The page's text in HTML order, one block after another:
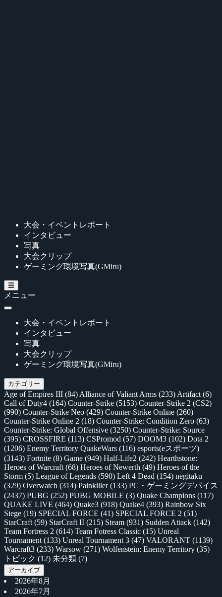
大会・イベントレポート
インタビュー
写真
大会クリップ
ゲーミング環境写真(GMiru)
メニュー
大会・イベントレポート
インタビュー
写真
大会クリップ
ゲーミング環境写真(GMiru)
カテゴリー
Age of Empires III (84) Alliance of Valiant Arms (233) Artifact (6)
Call of Duty4 (164) Counter-Strike (5153) Counter-Strike 2 (CS2)
(990) Counter-Strike Neo (429) Counter-Strike Online (260)
Counter-Strike Online 2 (18) Counter-Strike: Condition Zero (63)
Counter-Strike: Global Offensive (3250) Counter-Strike: Source
(395) CROSSFIRE (113) CSPromod (57) DOOM3 (102) Dota 2
(1206) Enemy Territory QuakeWars (116) esports(eスポーツ)
(3143) Fortnite (8) Game (949) Half-Life2 (242) Hearthstone:
Heroes of Warcraft (68) Heroes of Newerth (49) Heroes of the
Storm (5) League of Legends (590) Left 4 Dead (154) negitaku
(329) Overwatch (314) Painkiller(133) PC・ゲーミングデバイス
(2437) PUBG (252) PUBG MOBILE (3) Quake Champions (117)
QUAKE LIVE (464) Quake3 (918) Quake4 (393) Rainbow Six
Siege (19) SPECIAL FORCE (41) SPECIAL FORCE 2 (51)
StarCraft (59) StarCraft II (215) Steam (931) Sudden Attack (142)
Team Fortress 2 (614) Team Fotress Classic (15) Unreal
Tournament (133) Unreal Tournament 3 (47) VALORANT (1139)
Warcraft3 (233) Warsow (271) Wolfenstein: Enemy Territory (35)
トピック (12) 未分類 (7)
アーカイブ
2026年8月
2026年7月